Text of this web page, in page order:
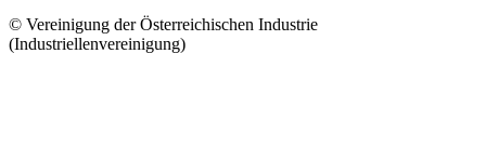
© Vereinigung der Österreichischen Industrie
(Industriellenvereinigung)